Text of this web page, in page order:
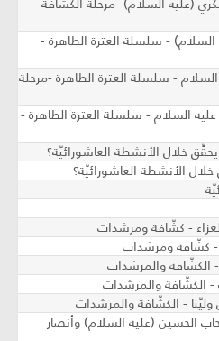
- سلسلة العترة الطاهرة -
- سلسلة العترة الطاهرة -مرحلة
السلام - سلسلة العترة الطاهرة -
خلال الأنشطة العاشورائيّة؟
الأنشطة العاشورائيّة؟
- كشّافة ومرشدات
- كشّافة ومرشدات
الكشّافة والمرشدات
- الكشّافة والمرشدات
- الكشّافة والمرشدات
الحسين (عليه السلام) وأنصار